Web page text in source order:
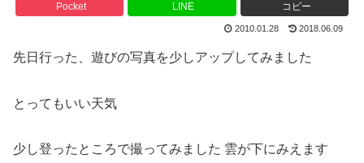
Pocket LINE コピー
2010.01.28 2018.06.09
先日行った、遊びの写真を少しアップしてみました
とってもいい天気
少し登ったところで撮ってみました 雲が下にみえます